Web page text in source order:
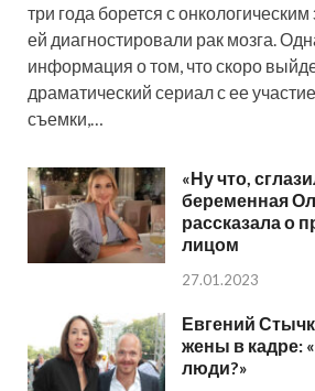
три года борется с
ей диагностировали рак мозга.
информация о том, что скоро
драматический сериал с ее
съемки,…
«Ну что,
беременная
рассказала о
лицом
27.01.2023
Евгений
жены в кадре:
люди?»